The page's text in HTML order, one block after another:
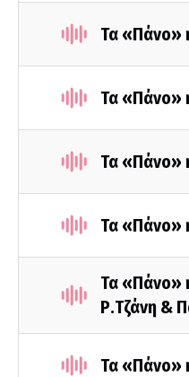
Τα «Πάνο»
Τα
Τα «Πάνο»
Τα «Πάνο»
Τα «Πάνο»
Ρ.Τζάνη &
Τα «Πάνο»